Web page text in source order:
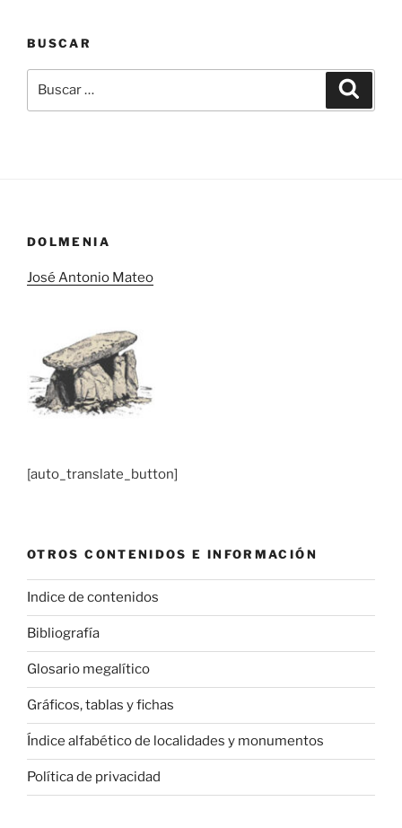
BUSCAR
por:
DOLMENIA
José Antonio Mateo
[auto_translate_button]
OTROS CONTENIDOS E INFORMACIÓN
Indice de contenidos
Bibliografía
Glosario megalítico
Gráficos, tablas y fichas
Índice alfabético de localidades y monumentos
Política de privacidad